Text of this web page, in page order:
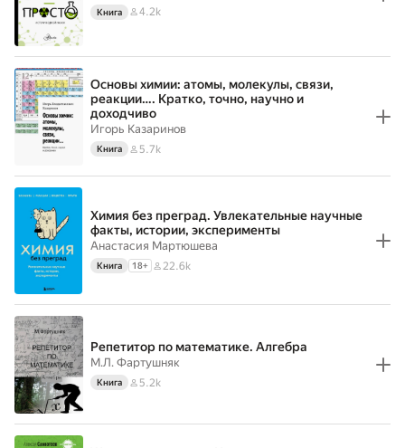
Книга 4.2k
Основы химии: атомы, молекулы, связи,
реакции…. Кратко, точно, научно и
доходчиво
Игорь Казаринов
Книга 5.7k
Химия без преград. Увлекательные научные
факты, истории, эксперименты
Анастасия Мартюшева
Книга 18+ 22.6k
Репетитор по математике. Алгебра
М.Л. Фартушняк
Книга 5.2k